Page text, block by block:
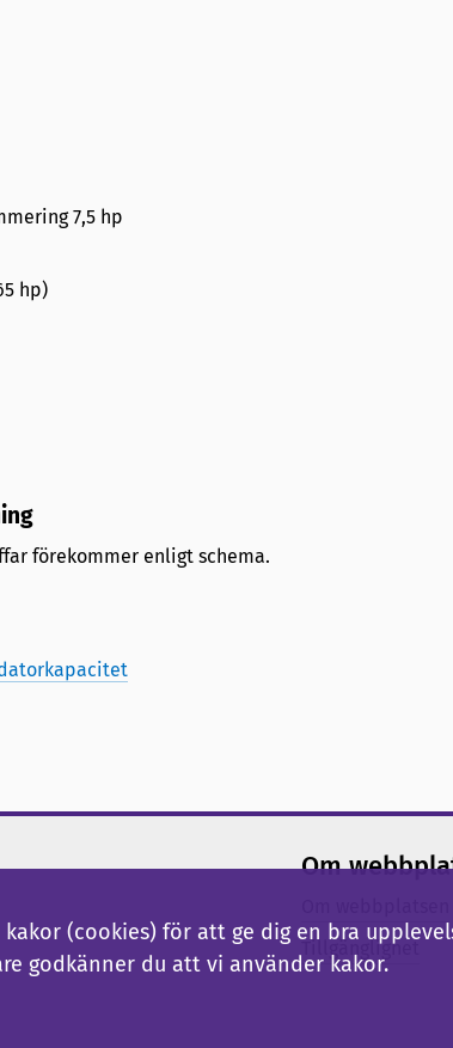
7,5 hp
hp)
förekommer enligt schema.
Om
Tillgänglighet
kakor (cookies) för att ge dig en bra
godkänner du att vi använder kakor.